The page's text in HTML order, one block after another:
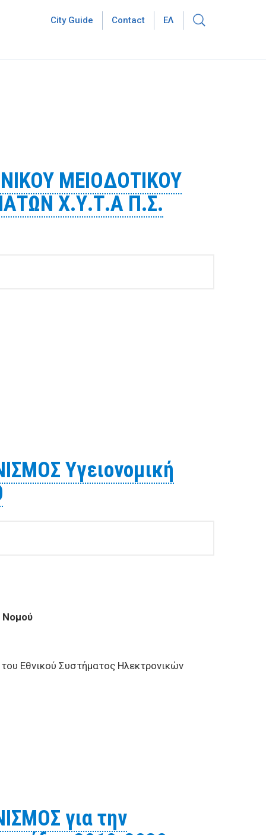
City Guide Contact ΕΛ
ΜΕΙΟΔΟΤΙΚΟΥ
Χ.Υ.Τ.Α Π.Σ.
για την "ΥΓΕΙΟΝΟΜΙΚΗ ΤΑΦΗ ΑΠΟΡΡΙΜΜΑΤΩΝ
Υγειονομική
Νομού
Εθνικού Συστήματος Ηλεκτρονικών
Χ.Υ.Τ.Α Π.Σ. Βόλου, περιόδου 2020
για την